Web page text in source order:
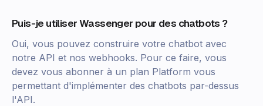
Puis-je utiliser Wassenger pour des chatbots ?
Oui, vous pouvez construire votre chatbot avec
notre API et nos webhooks. Pour ce faire, vous
devez vous abonner à un plan Platform vous
permettant d'implémenter des chatbots par-dessus
l'API.